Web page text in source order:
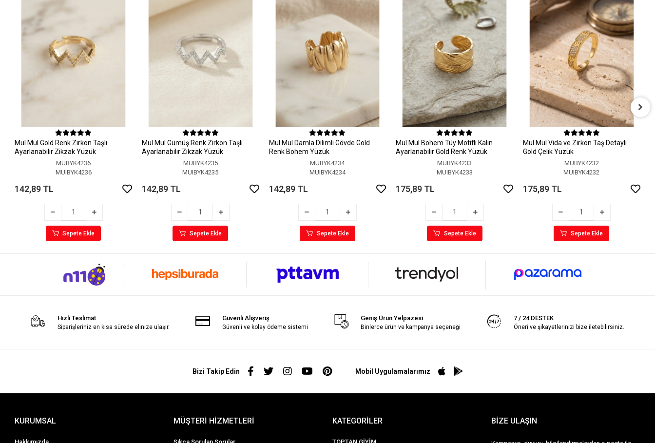
MuI MuI Gold Renk Zirkon Taşlı
Ayarlanabilir Zikzak Yüzük
MUBYK4236
MUIBYK4236
142,89 TL
Sepete Ekle
MuI MuI Gümüş Renk Zirkon Taşlı
Ayarlanabilir Zikzak Yüzük
MUBYK4235
MUIBYK4235
142,89 TL
Sepete Ekle
MuI MuI Damla Dilimli Gövde Gold
Renk Bohem Yüzük
MUBYK4234
MUIBYK4234
142,89 TL
Sepete Ekle
MuI MuI Bohem Tüy Motifli Kalın
Ayarlanabilir Gold Renk Yüzük
MUBYK4233
MUIBYK4233
175,89 TL
Sepete Ekle
MuI MuI Vida ve Zirkon Taş Detaylı
Gold Çelik Yüzük
MUBYK4232
MUIBYK4232
175,89 TL
Sepete Ekle
Hızlı Teslimat
Siparişleriniz en kısa sürede elinize ulaşır.
Güvenli Alışveriş
Güvenli ve kolay ödeme sistemi
Geniş Ürün Yelpazesi
Binlerce ürün ve kampanya seçeneği
7 / 24 DESTEK
Öneri ve şikayetlerinizi bize iletebilirsiniz.
Bizi Takip Edin Mobil Uygulamalarımız
KURUMSAL MÜŞTERİ HİZMETLERİ KATEGORİLER BİZE ULAŞIN